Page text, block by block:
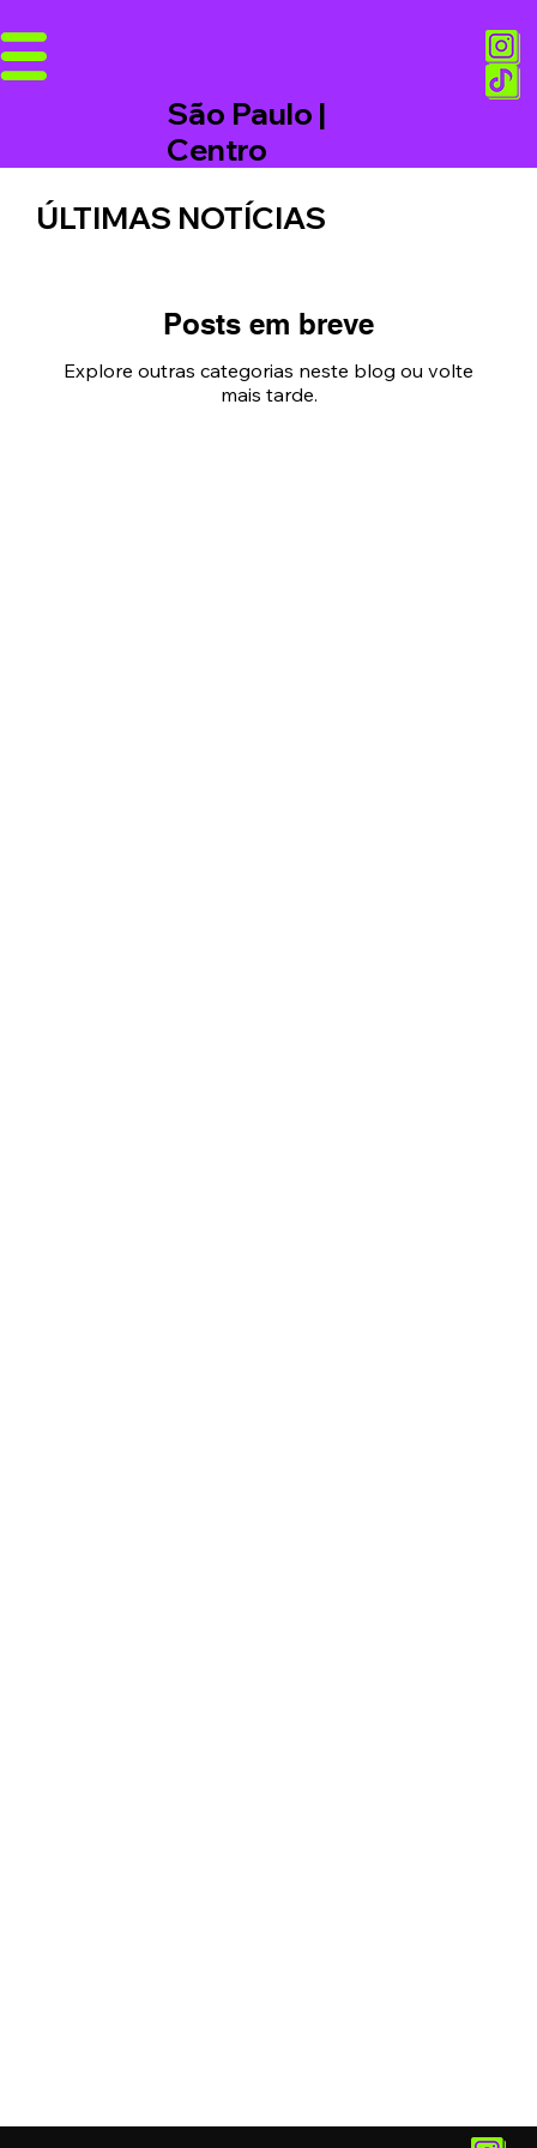
São Paulo |
Centro
ÚLTIMAS NOTÍCIAS
Posts em breve
Explore outras categorias neste blog ou volte
mais tarde.